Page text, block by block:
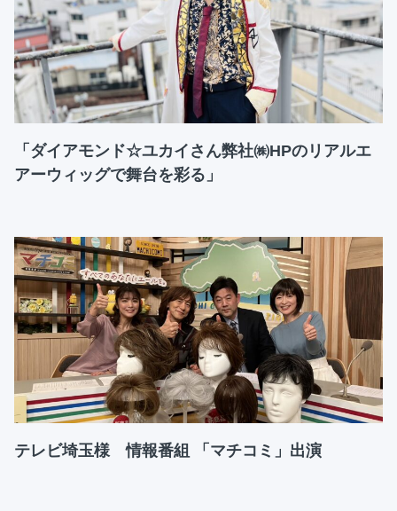
「ダイアモンド☆ユカイさん弊社㈱HPのリアルエ
アーウィッグで舞台を彩る」
テレビ埼玉様 情報番組 「マチコミ」出演